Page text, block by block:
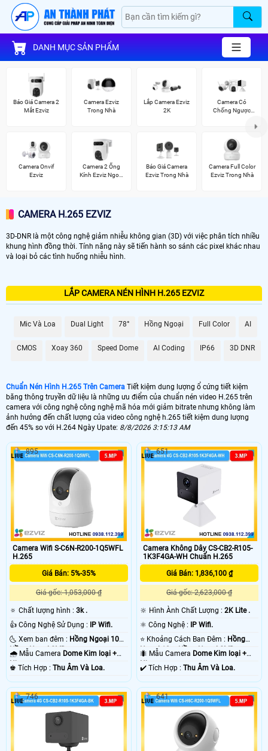
DANH MỤC SẢN PHẨM
Báo Giá Camera 2
Mắt Ezviz
Camera Ezviz
Trong Nhà
Lắp Camera Ezviz
2K
Camera Có
Chống Ngược
Camera Onvif
Ezviz
Camera 2 Ống
Kính Ezviz Ngoài
Báo Giá Camera
Ezviz Trong Nhà
Camera Full Color
Ezviz Trong Nhà
CAMERA H.265 EZVIZ
3D-DNR là một công nghệ giảm nhiễu không gian (3D) với việc phân tích nhiều
khung hình đồng thời. Tính năng này sẽ tiến hành so sánh các pixel khác nhau
và loại bỏ các tình huống nhiễu hình.
LẮP CAMERA NÉN HÌNH H.265 EZVIZ
Mic Và Loa Dual Light 78° Hồng Ngoại Full Color AI
CMOS Xoay 360 Speed Dome AI Coding IP66 3D DNR
Chuẩn Nén Hình H.265 Trên Camera Tiết kiệm dung lượng ổ cứng tiết kiệm
băng thông truyền dữ liệu là những ưu điểm của chuẩn nén video H.265 trên
camera với công nghệ công nghệ mã hóa mới giảm bitrate nhưng không làm
ảnh hưởng đến chất lượng của video công nghệ h.265 tiết kiệm dung lượng
đến 45% so với H.264 Ngày Upate: 8/8/2026 3:15:13 AM
Camera Wifi S-C6N-R200-1Q5WFL
H.265
Giá Bán: 5%-35%
Giá gốc: 1,053,000 ₫
🔅 Chất lượng hình : 3k .
👍 Công Nghệ Sử Dụng :
IP Wifi.
🌜 Xem ban đêm : Hồng Ngoại 10m
Hồng Ngoại SMD.
🌧️ Mẫu Camera Dome Kim loại +
Nhựa.
️♚ Tích Hợp : Thu Âm Và Loa.
895
Camera Không Dây CS-CB2-R105-
1K3F4GA-WH Chuẩn H.265
Giá Bán: 1,836,100 ₫
Giá gốc: 2,623,000 ₫
🔆 Hình Ành Chất Lượng :2K Lite .
⚛️ Công Nghệ :
IP Wifi.
⭐ Khoảng Cách Ban Đêm : Hồng
Ngoại 10m Hồng Ngoại SMD.
🐜 Mẫu Camera Dome Kim loại +
Nhựa.
️✔️ Tích Hợp :Thu Âm Và Loa.
651
746 641